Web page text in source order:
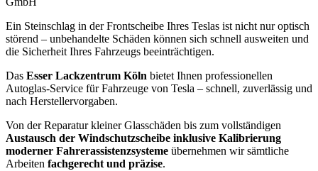
Ein Steinschlag in der Frontscheibe Ihres Teslas ist nicht nur optisch
störend – unbehandelte Schäden können sich schnell ausweiten und
die Sicherheit Ihres Fahrzeugs beeinträchtigen.
Das Esser Lackzentrum Köln bietet Ihnen professionellen
Autoglas-Service für Fahrzeuge von Tesla – schnell, zuverlässig und
nach Herstellervorgaben.
Von der Reparatur kleiner Glasschäden bis zum vollständigen
Austausch der Windschutzscheibe inklusive Kalibrierung
moderner Fahrerassistenzsysteme übernehmen wir sämtliche
Arbeiten fachgerecht und präzise.